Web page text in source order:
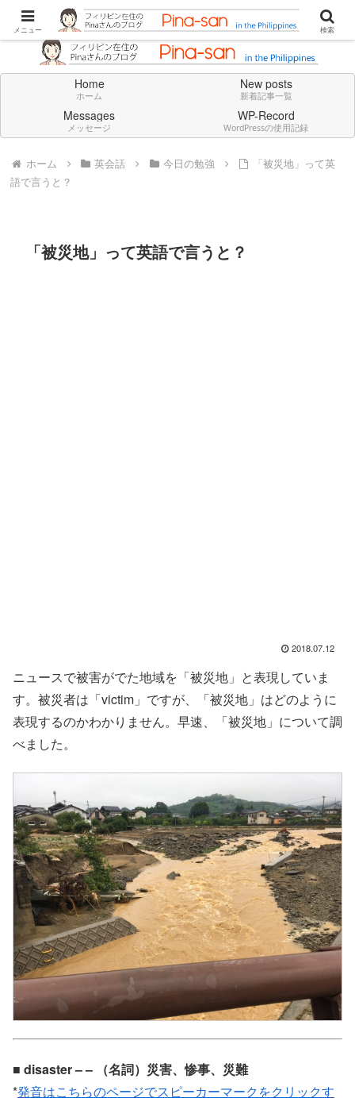
Don't think deeply. Feel always in English.
Home
ホーム
New posts
新着記事一覧
Messages
メッセージ
WP-Record
WordPressの使用記録
ホーム 英会話 今日の勉強
「被災地」って英
語で言うと？
「被災地」って英語で言うと？
2018.07.12
ニュースで被害がでた地域を「被災地」と表現していま
す。被災者は「victim」ですが、「被災地」はどのように
表現するのかわかりません。早速、「被災地」について調
べました。
■ disaster – – （名詞）災害、惨事、災難
*発音はこちらのページでスピーカーマークをクリックす
メニュー 検索